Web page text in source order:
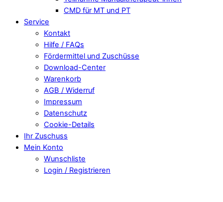
CMD für MT und PT
Service
Kontakt
Hilfe / FAQs
Fördermittel und Zuschüsse
Download-Center
Warenkorb
AGB / Widerruf
Impressum
Datenschutz
Cookie-Details
Ihr Zuschuss
Mein Konto
Wunschliste
Login / Registrieren